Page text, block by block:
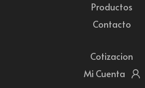
Productos
Contacto
Cotizacion
Mi Cuenta